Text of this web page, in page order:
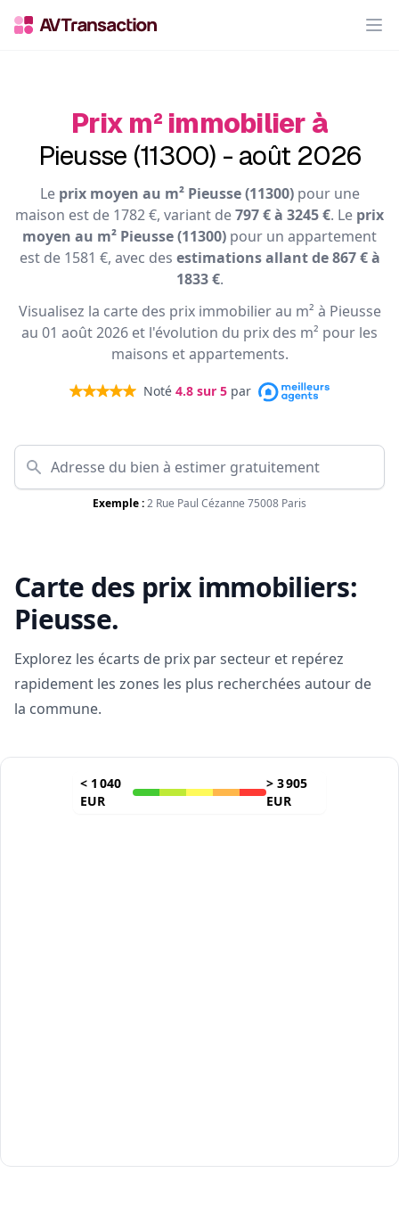
Prix m² immobilier à
Pieusse (11300) - août 2026
Le prix moyen au m² Pieusse (11300)pour une
maison est de 1782 €, variant de797 € à 3245 €. Le prix
moyen au m² Pieusse (11300) pour un appartement
est de 1581 €, avec des estimations allant de 867 € à
1833 €.
Visualisez la carte des prix immobilier au m² à Pieusse
au 01 août 2026 et l'évolution du prix des m² pour les
maisons et appartements.
Noté 4.8 sur 5 par
Exemple :2 Rue Paul Cézanne 75008 Paris
Carte des prix immobiliers:
Pieusse.
Explorez les écarts de prix par secteur et repérez
rapidement les zones les plus recherchées autour de
la commune.
< 1 040
EUR
> 3 905
EUR